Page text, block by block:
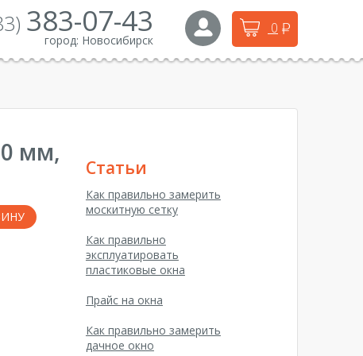
383-07-43
город: Новосибирск
0
мм,
Статьи
Как правильно замерить
москитную сетку
Как правильно
эксплуатировать
пластиковые окна
Прайс на окна
Как правильно замерить
дачное окно